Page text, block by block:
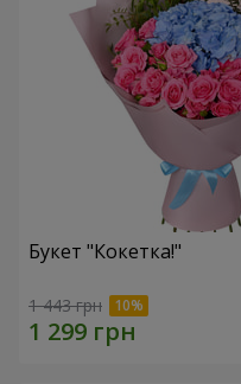
Букет "Кокетка!"
1 443 грн